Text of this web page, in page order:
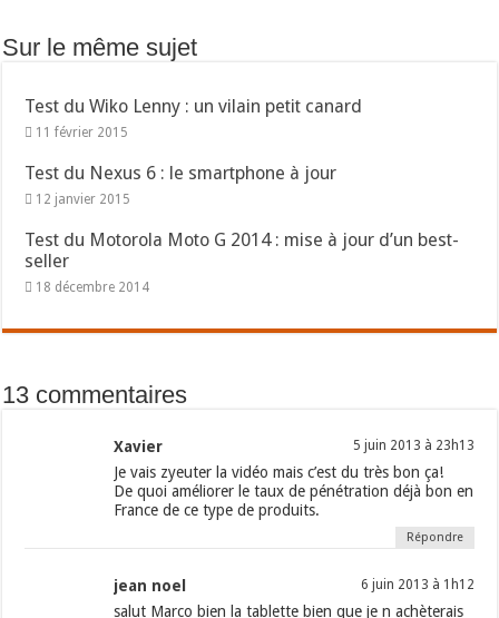
Sur le même sujet
Test du Wiko Lenny : un vilain petit canard
11 février 2015
Test du Nexus 6 : le smartphone à jour
12 janvier 2015
Test du Motorola Moto G 2014 : mise à jour d’un best-
seller
18 décembre 2014
13 commentaires
Xavier 5 juin 2013 à 23h13
Je vais zyeuter la vidéo mais c’est du très bon ça!
De quoi améliorer le taux de pénétration déjà bon en
France de ce type de produits.
Répondre
jean noel 6 juin 2013 à 1h12
salut Marco bien la tablette bien que je n achèterais